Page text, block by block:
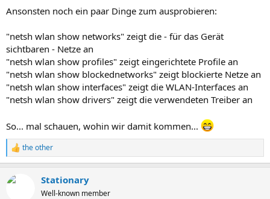
Ansonsten noch ein paar Dinge zum ausprobieren:
"netsh wlan show networks" zeigt die - für das Gerät
sichtbaren - Netze an
"netsh wlan show profiles" zeigt eingerichtete Profile an
"netsh wlan show blockednetworks" zeigt blockierte Netze an
"netsh wlan show interfaces" zeigt die WLAN-Interfaces an
"netsh wlan show drivers" zeigt die verwendeten Treiber an
So... mal schauen, wohin wir damit kommen...
R
e
k
the other
Stationary
Well-known member